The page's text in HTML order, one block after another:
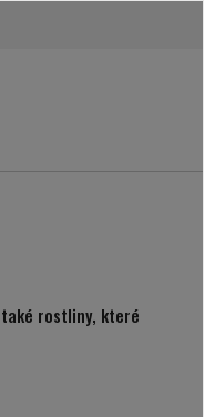
rostliny, které